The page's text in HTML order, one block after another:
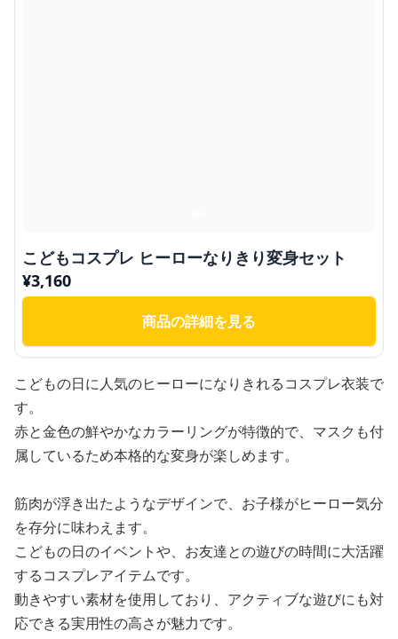
こどもコスプレ ヒーローなりきり変身セット
¥3,160
商品の詳細を見る
こどもの日に人気のヒーローになりきれるコスプレ衣装で
す。
赤と金色の鮮やかなカラーリングが特徴的で、マスクも付
属しているため本格的な変身が楽しめます。
筋肉が浮き出たようなデザインで、お子様がヒーロー気分
を存分に味わえます。
こどもの日のイベントや、お友達との遊びの時間に大活躍
するコスプレアイテムです。
動きやすい素材を使用しており、アクティブな遊びにも対
応できる実用性の高さが魅力です。